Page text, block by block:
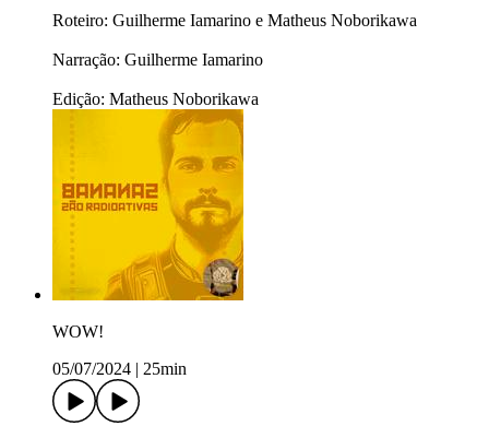
Roteiro: Guilherme Iamarino e Matheus Noborikawa
Narração: Guilherme Iamarino
Edição: Matheus Noborikawa
WOW!
05/07/2024
25min